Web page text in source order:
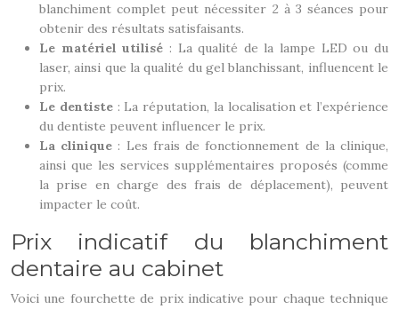
blanchiment complet peut nécessiter 2 à 3 séances pour
obtenir des résultats satisfaisants.
Le matériel utilisé : La qualité de la lampe LED ou du
laser, ainsi que la qualité du gel blanchissant, influencent le
prix.
Le dentiste : La réputation, la localisation et l’expérience
du dentiste peuvent influencer le prix.
La clinique : Les frais de fonctionnement de la clinique,
ainsi que les services supplémentaires proposés (comme
la prise en charge des frais de déplacement), peuvent
impacter le coût.
Prix indicatif du blanchiment
dentaire au cabinet
Voici une fourchette de prix indicative pour chaque technique